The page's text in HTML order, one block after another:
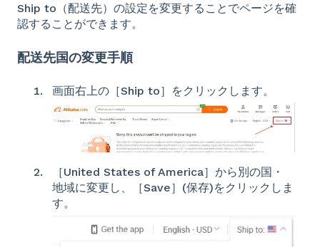
Ship to（配送先）の設定を変更することでページを確
認することができます。
配送先国の変更手順
画面右上の［Ship to］をクリックします。
［United States of America］から別の国・
地域に変更し、［Save］(保存)をクリックしま
す。